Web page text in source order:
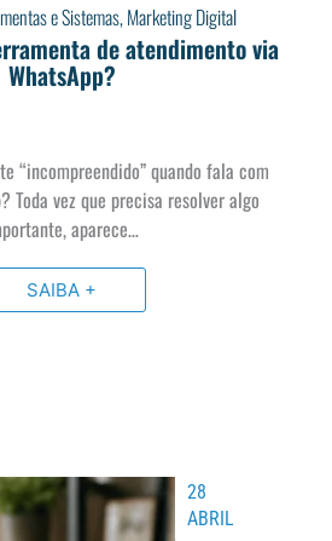
e Sistemas,Marketing Digital
de atendimento via
WhatsApp?
“incompreendido” quando fala com
Toda vez que precisa resolver algo
aparece…
SAIBA +
28
ABRIL